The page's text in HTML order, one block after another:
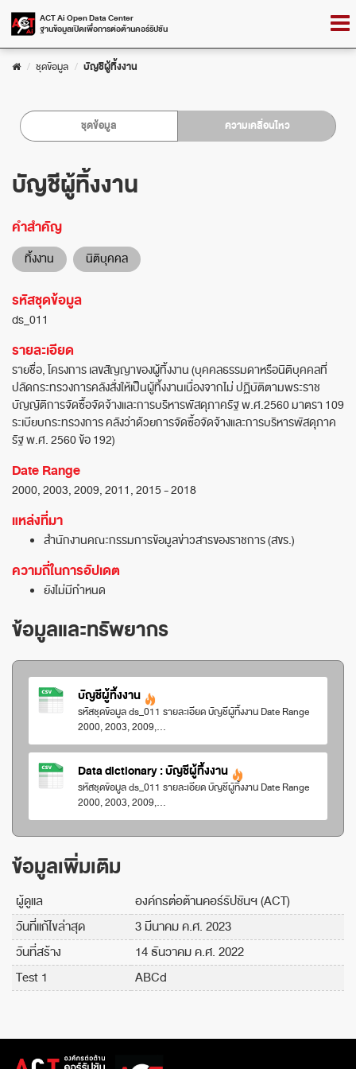
Skip
ACT Ai Open Data Center
ฐานข้อมูลเปิดเพื่อการต่อต้านคอร์รัปชัน
ชุดข้อมูล บัญชีผู้ทิ้งงาน
ชุดข้อมูล ความเคลื่อนไหว
บัญชีผู้ทิ้งงาน
คำสำคัญ
ทิ้งงาน นิติบุคคล
รหัสชุดข้อมูล
ds_011
รายละเอียด
รายชื่อ, โครงการ เลขสัญญาของผู้ทิ้งงาน (บุคคลธรรมดาหรือนิติบุคคลที่
ปลัดกระทรวงการคลังสั่งให้เป็นผู้ทิ้งงานเนื่องจากไม่ ปฏิบัติตามพระราช
บัญญัติการจัดซื้อจัดจ้างและการบริหารพัสดุภาครัฐ พ.ศ.2560 มาตรา 109
ระเบียบกระทรวงการ คลังว่าด้วยการจัดซื้อจัดจ้างและการบริหารพัสดุภาค
รัฐ พ.ศ. 2560 ข้อ 192)
Date Range
2000, 2003, 2009, 2011, 2015 - 2018
แหล่งที่มา
สำนักงานคณะกรรมการข้อมูลข่าวสารของราชการ (สขร.)
ความถี่ในการอัปเดต
ยังไม่มีกำหนด
ข้อมูลและทรัพยากร
บัญชีผู้ทิ้งงาน
รหัสชุดข้อมูล ds_011 รายละเอียด บัญชีผู้ทิ้งงาน Date Range
2000, 2003, 2009,...
Data dictionary : บัญชีผู้ทิ้งงาน
รหัสชุดข้อมูล ds_011 รายละเอียด บัญชีผู้ทิ้งงาน Date Range
2000, 2003, 2009,...
ข้อมูลเพิ่มเติม
ผู้ดูแล
องค์กรต่อต้านคอร์รัปชันฯ (ACT)
วันที่แก้ไขล่าสุด
3 มีนาคม ค.ศ. 2023
วันที่สร้าง
14 ธันวาคม ค.ศ. 2022
Test 1
ABCd